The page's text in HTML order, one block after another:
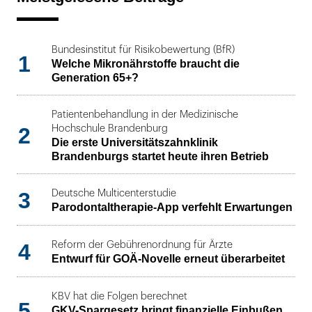
1
Bundesinstitut für Risikobewertung (BfR)
Welche Mikronährstoffe braucht die
Generation 65+?
2
Patientenbehandlung in der Medizinische
Hochschule Brandenburg
Die erste Universitätszahnklinik
Brandenburgs startet heute ihren Betrieb
3 Deutsche Multicenterstudie
Parodontaltherapie-App verfehlt Erwartungen
4 Reform der Gebührenordnung für Ärzte
Entwurf für GOÄ-Novelle erneut überarbeitet
KBV hat die Folgen berechnet